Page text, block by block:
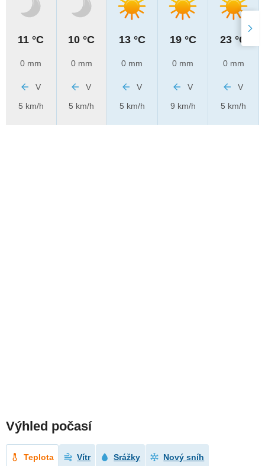
11 °C
0 mm
V
5 km/h
10 °C
0 mm
V
5 km/h
13 °C
0 mm
V
5 km/h
19 °C
0 mm
V
9 km/h
23 °C
0 mm
V
5 km/h
Výhled počasí
Teplota Vítr Srážky Nový sníh